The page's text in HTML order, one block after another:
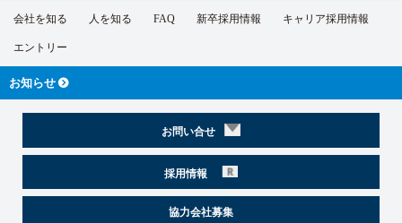
会社を知る 人を知る FAQ 新卒採用情報 キャリア採用情報
エントリー
お知らせ
お問い合せ
採用情報
協力会社募集